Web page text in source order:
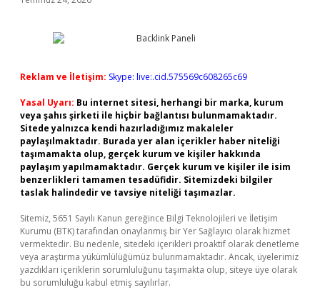
Reklam ve İletişim: Skype: live:.cid.575569c608265c69
Yasal Uyarı: Bu internet sitesi, herhangi bir marka, kurum
veya şahıs şirketi ile hiçbir bağlantısı bulunmamaktadır.
Sitede yalnızca kendi hazırladığımız makaleler
paylaşılmaktadır. Burada yer alan içerikler haber niteliği
taşımamakta olup, gerçek kurum ve kişiler hakkında
paylaşım yapılmamaktadır. Gerçek kurum ve kişiler ile isim
benzerlikleri tamamen tesadüfidir. Sitemizdeki bilgiler
taslak halindedir ve tavsiye niteliği taşımazlar.
Sitemiz, 5651 Sayılı Kanun gereğince Bilgi Teknolojileri ve İletişim
Kurumu (BTK) tarafından onaylanmış bir Yer Sağlayıcı olarak hizmet
vermektedir. Bu nedenle, sitedeki içerikleri proaktif olarak denetleme
veya araştırma yükümlülüğümüz bulunmamaktadır. Ancak, üyelerimiz
yazdıkları içeriklerin sorumluluğunu taşımakta olup, siteye üye olarak
bu sorumluluğu kabul etmiş sayılırlar.